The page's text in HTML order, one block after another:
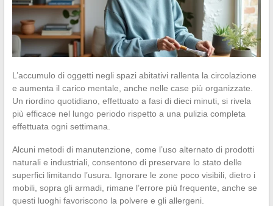
L’accumulo di oggetti negli spazi abitativi rallenta la circolazione
e aumenta il carico mentale, anche nelle case più organizzate.
Un riordino quotidiano, effettuato a fasi di dieci minuti, si rivela
più efficace nel lungo periodo rispetto a una pulizia completa
effettuata ogni settimana.
Alcuni metodi di manutenzione, come l’uso alternato di prodotti
naturali e industriali, consentono di preservare lo stato delle
superfici limitando l’usura. Ignorare le zone poco visibili, dietro i
mobili, sopra gli armadi, rimane l’errore più frequente, anche se
questi luoghi favoriscono la polvere e gli allergeni.